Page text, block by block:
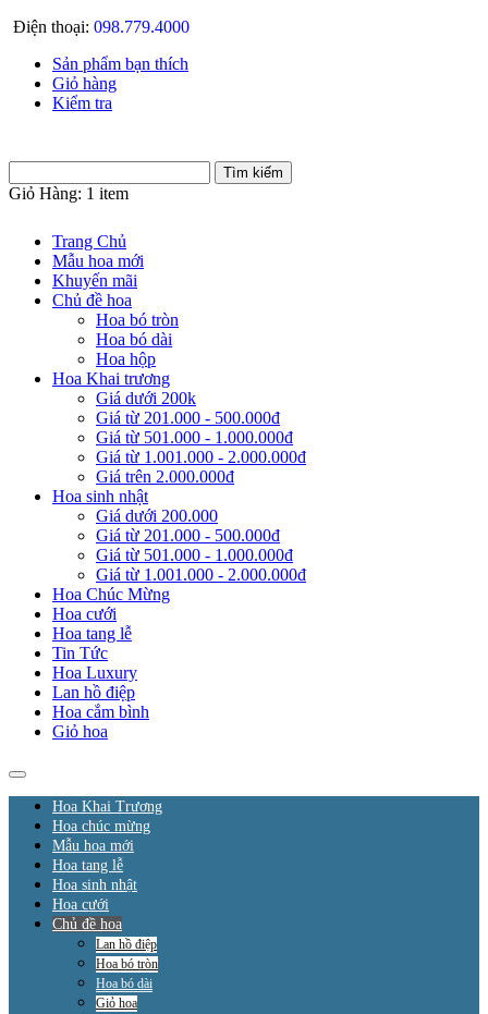
Điện thoại: 098.779.4000
Sản phẩm bạn thích
Giỏ hàng
Kiểm tra
Giỏ Hàng: 1 item
Trang Chủ
Mẫu hoa mới
Khuyến mãi
Chủ đề hoa
Hoa bó tròn
Hoa bó dài
Hoa hộp
Hoa Khai trương
Giá dưới 200k
Giá từ 201.000 - 500.000đ
Giá từ 501.000 - 1.000.000đ
Giá từ 1.001.000 - 2.000.000đ
Giá trên 2.000.000đ
Hoa sinh nhật
Giá dưới 200.000
Giá từ 201.000 - 500.000đ
Giá từ 501.000 - 1.000.000đ
Giá từ 1.001.000 - 2.000.000đ
Hoa Chúc Mừng
Hoa cưới
Hoa tang lễ
Tin Tức
Hoa Luxury
Lan hồ điệp
Hoa cắm bình
Giỏ hoa
Hoa Khai Trương
Hoa chúc mừng
Mẫu hoa mới
Hoa tang lễ
Hoa sinh nhật
Hoa cưới
Chủ đề hoa
Lan hồ điệp
Hoa bó tròn
Hoa bó dài
Giỏ hoa